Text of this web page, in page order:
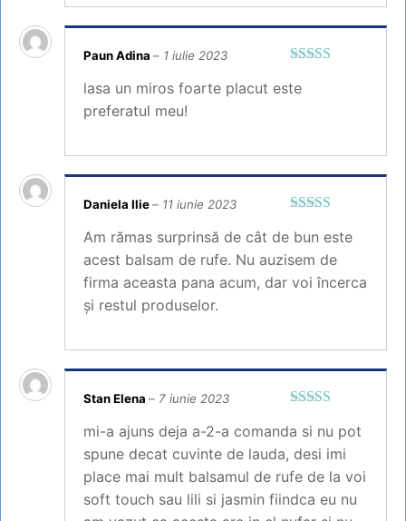
din 5
Paun Adina – 1 iulie 2023
lasa un miros foarte placut este
preferatul meu!
din 5
Daniela Ilie– 11 iunie 2023
Am rămas surprinsă de cât de bun este
acest balsam de rufe. Nu auzisem de
firma aceasta pana acum, dar voi încerca
și restul produselor.
din 5
Stan Elena – 7 iunie 2023
mi-a ajuns deja a-2-a comanda si nu pot
spune decat cuvinte de lauda, desi imi
place mai mult balsamul de rufe de la voi
soft touch sau lili si jasmin fiindca eu nu